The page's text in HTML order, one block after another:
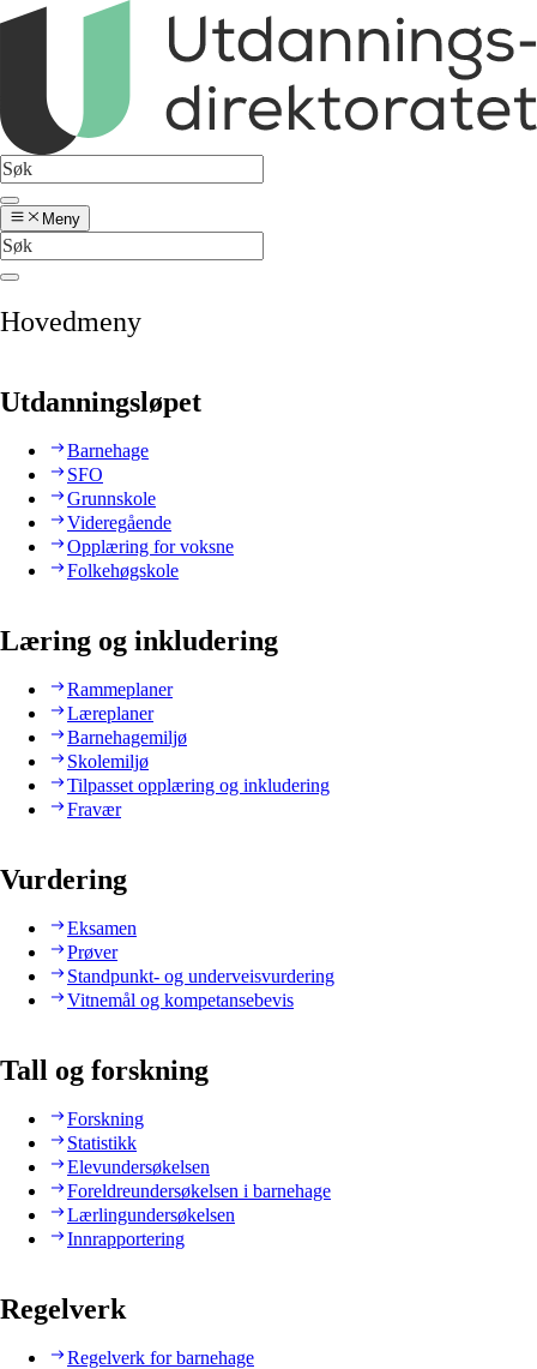
Meny
Hovedmeny
Utdanningsløpet
Barnehage
SFO
Grunnskole
Videregående
Opplæring for voksne
Folkehøgskole
Læring og inkludering
Rammeplaner
Læreplaner
Barnehagemiljø
Skolemiljø
Tilpasset opplæring og inkludering
Fravær
Vurdering
Eksamen
Prøver
Standpunkt- og underveisvurdering
Vitnemål og kompetansebevis
Tall og forskning
Forskning
Statistikk
Elevundersøkelsen
Foreldreundersøkelsen i barnehage
Lærlingundersøkelsen
Innrapportering
Regelverk
Regelverk for barnehage